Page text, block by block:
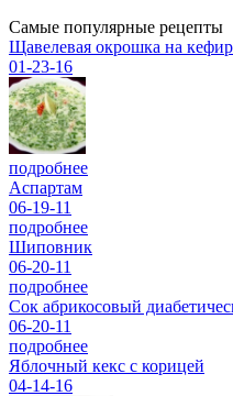
Самые популярные рецепты
Щавелевая окрошка на
01-23-16
подробнее
Аспартам
06-19-11
подробнее
Шиповник
06-20-11
подробнее
Сок абрикосовый
06-20-11
подробнее
Яблочный кекс с корицей
04-14-16